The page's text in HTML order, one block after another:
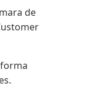
de